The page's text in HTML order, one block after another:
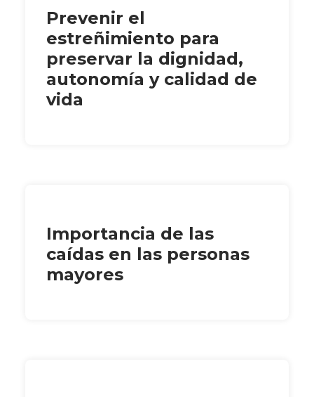
Prevenir el
estreñimiento para
preservar la dignidad,
autonomía y calidad de
vida
Importancia de las
caídas en las personas
mayores